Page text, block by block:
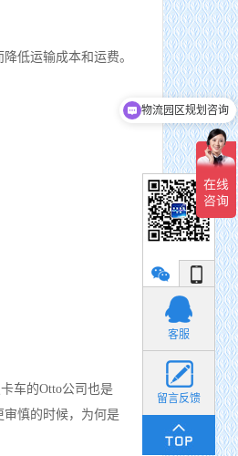
低运输成本和运费。
车的Otto公司也是
审慎的时候，为何是
小丽
客服
留言反馈
可以介绍下你们的产品么
物流园区规划咨询